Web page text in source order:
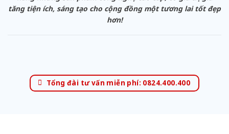
tăng tiện ích, sáng tạo cho cộng đồng một tương lai tốt đẹp
hơn!
Tổng đài tư vấn miễn phí: 0824.400.400